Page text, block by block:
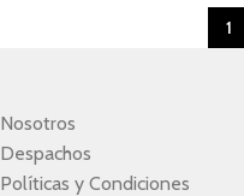
1
Nosotros
Despachos
Políticas y Condiciones